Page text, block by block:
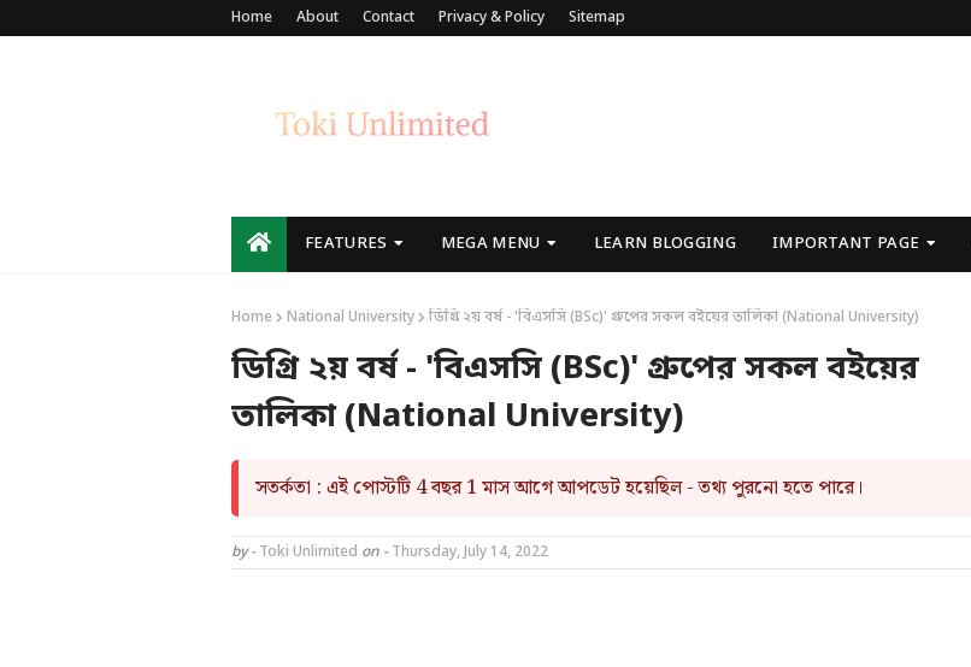
Home About Contact Privacy & Policy Sitemap
FEATURES MEGA MENU LEARN BLOGGING IMPORTANT PAGE
Home National University ডিগ্রি ২য় বর্ষ - 'বিএসসি (BSc)' গ্রুপের সকল বইয়ের তালিকা (National University)
ডিগ্রি ২য় বর্ষ - 'বিএসসি (BSc)' গ্রুপের সকল বইয়ের
তালিকা (National University)
সতর্কতা : এই পোস্টটি 4 বছর 1 মাস আগে আপডেট হয়েছিল - তথ্য পুরনো হতে পারে।
by - Toki Unlimited on -Thursday, July 14, 2022